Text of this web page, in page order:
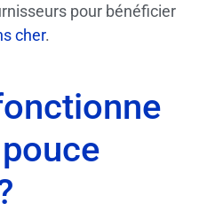
pour bénéficier
cher.